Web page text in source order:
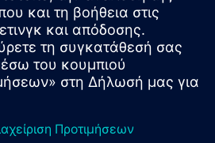
βιομηχανικής ποιότητας
από προμηθευτές αισθητήρων